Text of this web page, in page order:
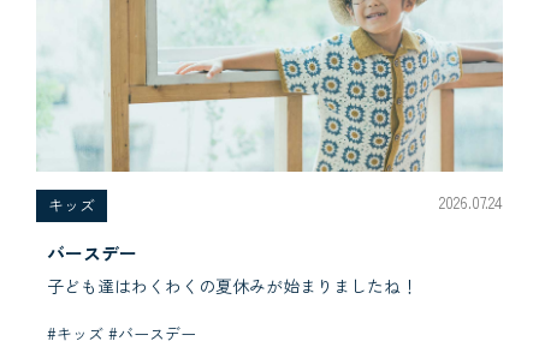
キッズ 2026.07.24
バースデー
子ども達はわくわくの夏休みが始まりましたね！
#キッズ #バースデー